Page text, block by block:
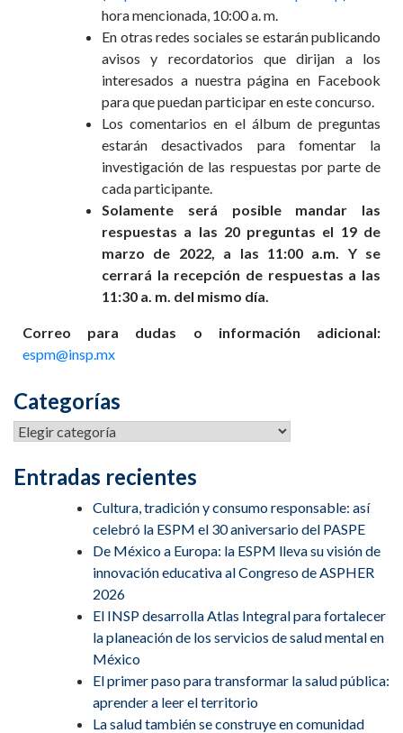
hora mencionada, 10:00 a. m.
En otras redes sociales se estarán publicando
avisos y recordatorios que dirijan a los
interesados a nuestra página en Facebook
para que puedan participar en este concurso.
Los comentarios en el álbum de preguntas
estarán desactivados para fomentar la
investigación de las respuestas por parte de
cada participante.
Solamente será posible mandar las
respuestas a las 20 preguntas el 19 de
marzo de 2022, a las 11:00 a.m. Y se
cerrará la recepción de respuestas a las
11:30 a. m. del mismo día.
Correo para dudas o información adicional:
espm@insp.mx
Categorías
Entradas recientes
Cultura, tradición y consumo responsable: así
celebró la ESPM el 30 aniversario del PASPE
De México a Europa: la ESPM lleva su visión de
innovación educativa al Congreso de ASPHER
2026
El INSP desarrolla Atlas Integral para fortalecer
la planeación de los servicios de salud mental en
México
El primer paso para transformar la salud pública:
aprender a leer el territorio
La salud también se construye en comunidad